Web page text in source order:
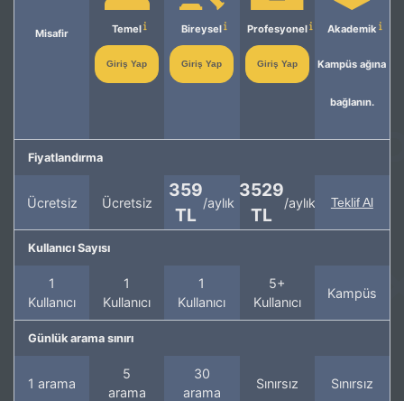
Misafir Temel
Giriş Yap
Bireysel
Giriş Yap
Profesyonel
Giriş Yap
Akademik
Kampüs ağına
bağlanın.
Fiyatlandırma
Ücretsiz Ücretsiz
359
TL
/aylık
3529
TL
/aylık Teklif Al
Kullanıcı Sayısı
1
Kullanıcı
1
Kullanıcı
1
Kullanıcı
5+
Kullanıcı
Kampüs
Günlük arama sınırı
1 arama
5
arama
30
arama
Sınırsız Sınırsız